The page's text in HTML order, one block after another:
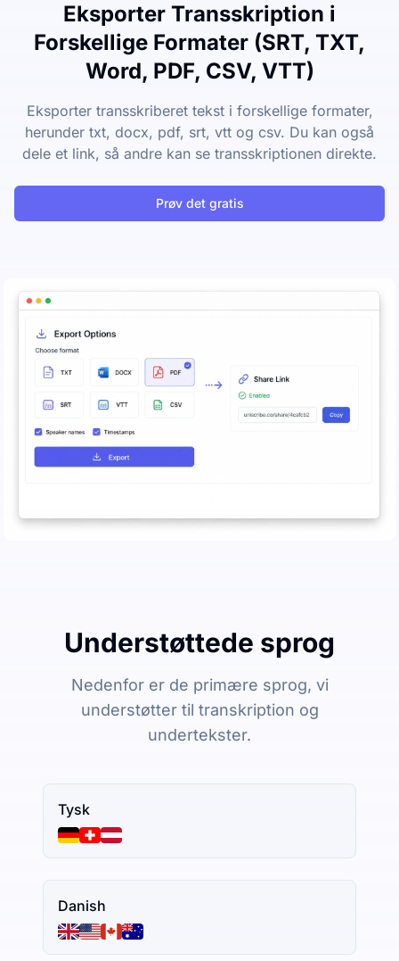
Eksporter Transskription i
Forskellige Formater (SRT, TXT,
Word, PDF, CSV, VTT)
Eksporter transskriberet tekst i forskellige formater,
herunder txt, docx, pdf, srt, vtt og csv. Du kan også
dele et link, så andre kan se transskriptionen direkte.
Prøv det gratis
Understøttede sprog
Nedenfor er de primære sprog, vi
understøtter til transkription og
undertekster.
Tysk
Danish